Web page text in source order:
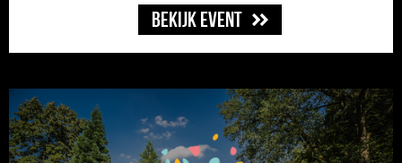
Bekijk event